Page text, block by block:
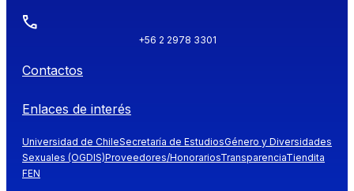
+56 2 2978 3301
Contactos
Enlaces de interés
Universidad de ChileSecretaría de EstudiosGénero y Diversidades
Sexuales (OGDIS)Proveedores/HonorariosTransparenciaTiendita
FEN